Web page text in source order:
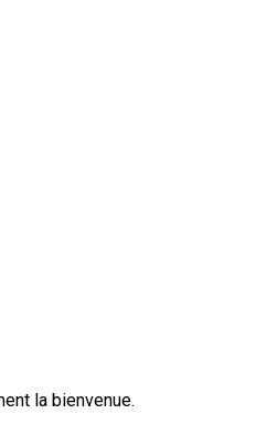
la bienvenue.